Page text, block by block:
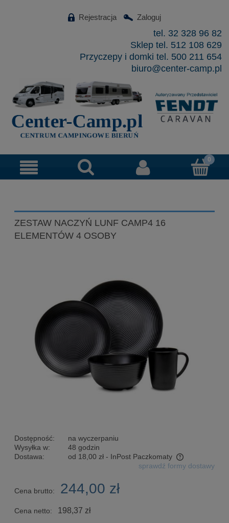
Rejestracja Zaloguj
tel. 32 328 96 82
Sklep tel. 512 108 629
Przyczepy i domki tel. 500 211 654
biuro@center-camp.pl
ZESTAW NACZYŃ LUNF CAMP4 16
ELEMENTÓW 4 OSOBY
Dostępność:
na wyczerpaniu
Wysyłka w:
48 godzin
Dostawa:
od 18,00 zł - InPost Paczkomaty
Cena nie zawiera ewentualnych kosztów płatnościsprawdź formy dostawy
Cena brutto: 244,00 zł
Cena netto: 198,37 zł